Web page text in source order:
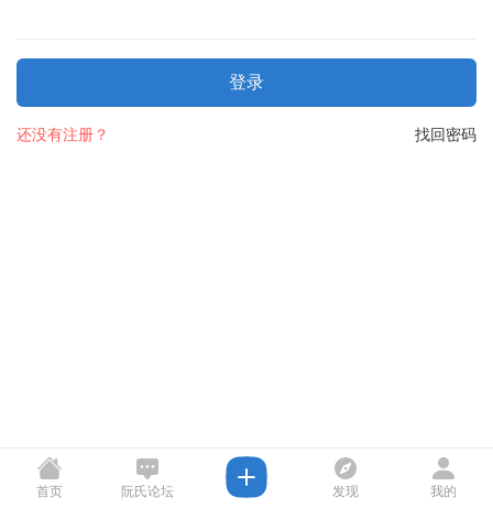
登录
找回密码
还没有注册？
首页 阮氏论坛 发现 我的